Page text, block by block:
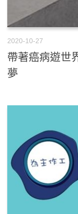
2020-10-27
帶著癌病遊世
夢